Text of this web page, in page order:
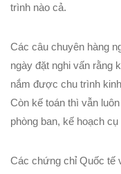
trình nào cả.
Các câu chuyên hàng
ngày đặt nghi vấn rằng
nắm được chu trình
Còn kế toán thì vẫn
phòng ban, kế hoạch
Các chứng chỉ Quốc tế